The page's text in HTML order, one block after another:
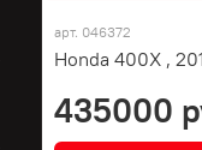
арт. 046372
Honda 400X ,
435000